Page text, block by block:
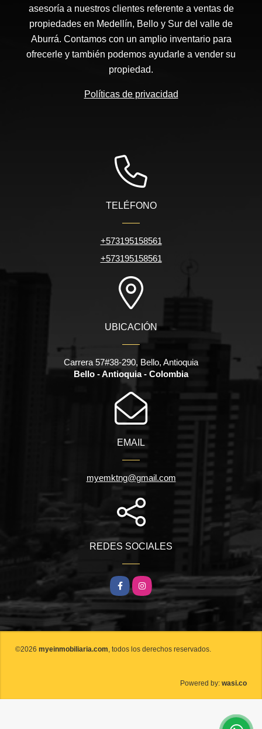
asesoría a nuestros clientes referente a ventas de
propiedades en Medellín, Bello y Sur del valle de
Aburrá. Contamos con un amplio inventario para
ofrecerle y también podemos ayudarle a vender su
propiedad.
Políticas de privacidad
TELÉFONO
+573195158561
+573195158561
UBICACIÓN
Carrera 57#38-290, Bello, Antioquia
Bello - Antioquia - Colombia
EMAIL
myemktng@gmail.com
REDES SOCIALES
FacebookInstagram
©2026 myeinmobiliaria.com, todos los derechos reservados.
Powered by: wasi.co